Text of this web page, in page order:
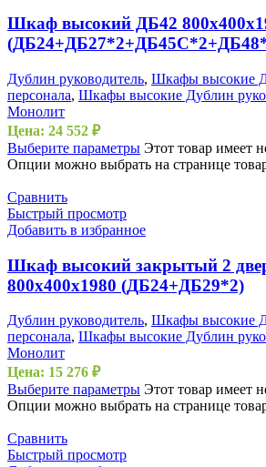
Шкаф высокий ДБ42
Дублин руководитель, Шкафы высокие
персонала, Шкафы высокие Дублин
Монолит
Цена: 24 552 ₽
Выберите параметры Этот товар имеет
Опции можно выбрать на странице
Сравнить
Быстрый просмотр
Добавить в избранное
Шкаф высокий закрытый 2
800х400х1980 (ДБ24+ДБ29*2)
Дублин руководитель, Шкафы высокие
персонала, Шкафы высокие Дублин
Монолит
Цена: 15 276 ₽
Выберите параметры Этот товар имеет
Опции можно выбрать на странице
Сравнить
Быстрый просмотр